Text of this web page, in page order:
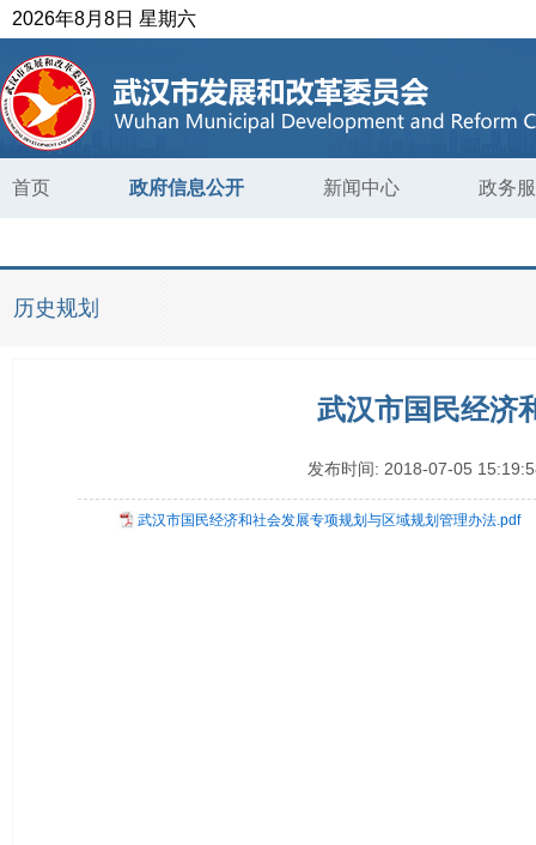
2026年8月8日 星期六
首页 政府信息公开 新闻中心 政务
历史规划
武汉市国民经济
发布时间: 2018-07-05
武汉市国民经济和社会发展专项规划与区域规划管理办法.pdf